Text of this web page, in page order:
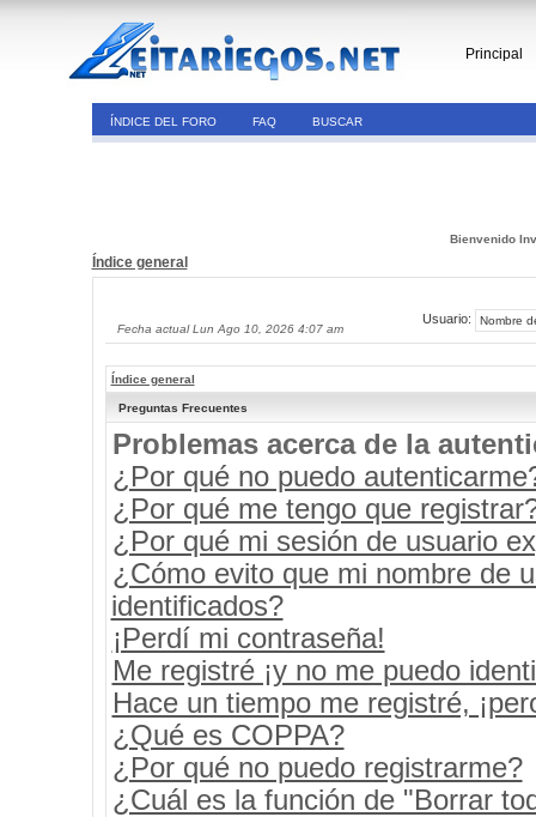
Principal
ÍNDICE DEL FORO FAQ BUSCAR
Bienvenido
Índice general
Fecha actual Lun Ago 10, 2026 4:07 am
Usuario:
Índice general
Preguntas Frecuentes
Problemas acerca de la
¿Por qué no puedo
¿Por qué me tengo que
¿Por qué mi sesión de usuario
¿Cómo evito que mi nombre de
identificados?
¡Perdí mi contraseña!
Me registré ¡y no me puedo
Hace un tiempo me registré,
¿Qué es COPPA?
¿Por qué no puedo registrarme?
¿Cuál es la función de "Borrar